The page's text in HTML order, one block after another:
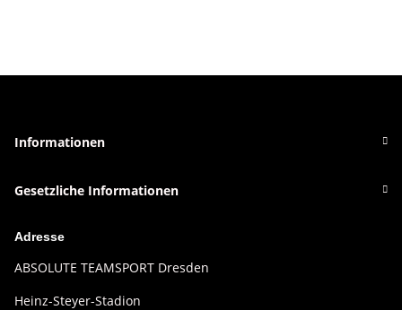
Informationen
Gesetzliche Informationen
Adresse
ABSOLUTE TEAMSPORT Dresden
Heinz-Steyer-Stadion